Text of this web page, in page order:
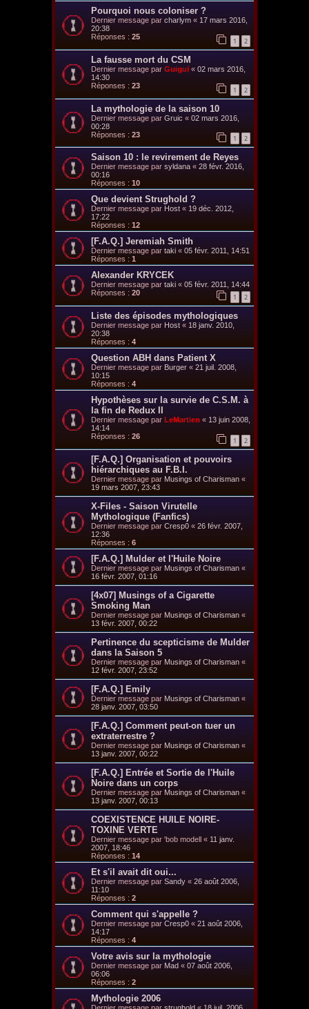
Pourquoi nous coloniser ?
Dernier message par charlym « 17 mars 2016,
20:38
Réponses : 25 1 2
La fausse mort du CSM
Dernier message par Guigui « 02 mars 2016,
14:30
Réponses : 23 1 2
La mythologie de la saison 10
Dernier message par Gruic « 02 mars 2016,
00:28
Réponses : 23 1 2
Saison 10 : le revirement de Reyes
Dernier message par syldana « 28 févr. 2016,
00:16
Réponses : 10
Que devient Strughold ?
Dernier message par Host « 19 déc. 2012,
17:22
Réponses : 12
[F.A.Q.] Jeremiah Smith
Dernier message par taki « 05 févr. 2011, 14:51
Réponses : 1
Alexander KRYCEK
Dernier message par taki « 05 févr. 2011, 14:44
Réponses : 20 1 2
Liste des épisodes mythologiques
Dernier message par Host « 18 janv. 2010,
20:38
Réponses : 4
Question ABH dans Patient X
Dernier message par Burger « 21 juil. 2008,
10:15
Réponses : 4
Hypothèses sur la survie de C.S.M. à
la fin de Redux II
Dernier message par LeMartien « 13 juin 2008,
14:14
Réponses : 26 1 2
[F.A.Q.] Organisation et pouvoirs
hiérarchiques au F.B.I.
Dernier message par Musings of Charisman «
19 mars 2007, 23:43
X-Files - Saison Virutelle
Mythologique (Fanfics)
Dernier message par Cresp0 « 26 févr. 2007,
12:36
Réponses : 6
[F.A.Q.] Mulder et l'Huile Noire
Dernier message par Musings of Charisman «
16 févr. 2007, 01:16
[4x07] Musings of a Cigarette
Smoking Man
Dernier message par Musings of Charisman «
13 févr. 2007, 00:22
Pertinence du scepticisme de Mulder
dans la Saison 5
Dernier message par Musings of Charisman «
12 févr. 2007, 23:52
[F.A.Q.] Emily
Dernier message par Musings of Charisman «
28 janv. 2007, 03:50
[F.A.Q.] Comment peut-on tuer un
extraterrestre ?
Dernier message par Musings of Charisman «
13 janv. 2007, 00:22
[F.A.Q.] Entrée et Sortie de l'Huile
Noire dans un corps
Dernier message par Musings of Charisman «
13 janv. 2007, 00:13
COEXISTENCE HUILE NOIRE-
TOXINE VERTE
Dernier message par 'bob modell « 11 janv.
2007, 18:46
Réponses : 14
Et s'il avait dit oui...
Dernier message par Sandy « 26 août 2006,
11:10
Réponses : 2
Comment qui s'appelle ?
Dernier message par Cresp0 « 21 août 2006,
14:17
Réponses : 4
Votre avis sur la mythologie
Dernier message par Mad « 07 août 2006,
06:06
Réponses : 2
Mythologie 2006
Dernier message par strughold « 18 juil. 2006,